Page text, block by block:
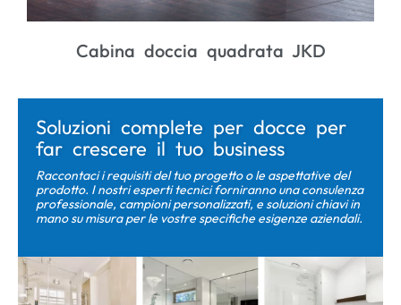
quadrata JKD Bagno con
Soluzioni complete per docce per
far crescere il tuo business
Raccontaci i requisiti del tuo progetto o le aspettative del
prodotto. I nostri esperti tecnici forniranno una consulenza
professionale, campioni personalizzati, e soluzioni chiavi in ​​
mano su misura per le vostre specifiche esigenze aziendali.